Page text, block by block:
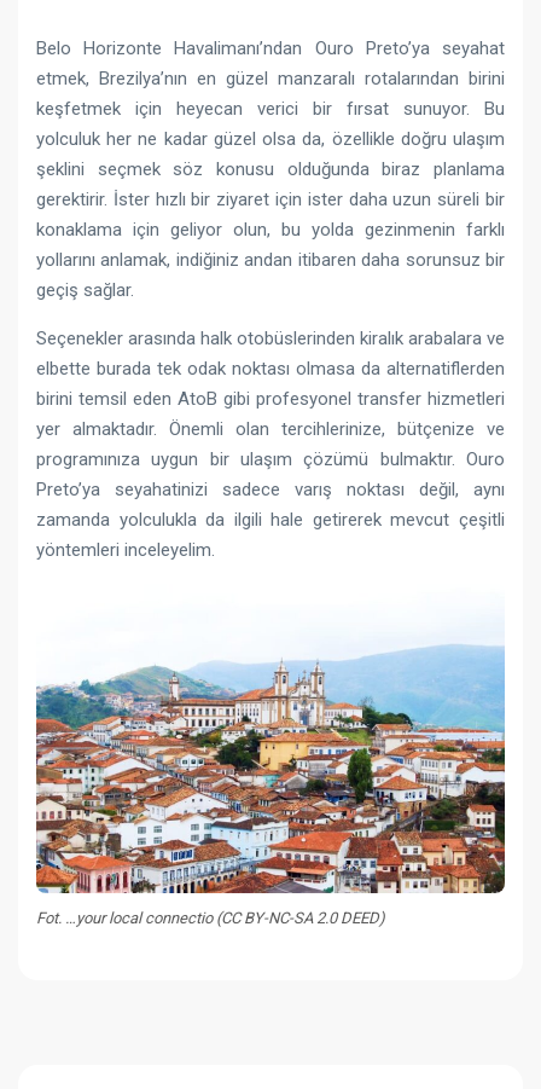
Belo Horizonte Havalimanı’ndan Ouro Preto’ya seyahat
etmek, Brezilya’nın en güzel manzaralı rotalarından birini
keşfetmek için heyecan verici bir fırsat sunuyor. Bu
yolculuk her ne kadar güzel olsa da, özellikle doğru ulaşım
şeklini seçmek söz konusu olduğunda biraz planlama
gerektirir. İster hızlı bir ziyaret için ister daha uzun süreli bir
konaklama için geliyor olun, bu yolda gezinmenin farklı
yollarını anlamak, indiğiniz andan itibaren daha sorunsuz bir
geçiş sağlar.
Seçenekler arasında halk otobüslerinden kiralık arabalara ve
elbette burada tek odak noktası olmasa da alternatiflerden
birini temsil eden AtoB gibi profesyonel transfer hizmetleri
yer almaktadır. Önemli olan tercihlerinize, bütçenize ve
programınıza uygun bir ulaşım çözümü bulmaktır. Ouro
Preto’ya seyahatinizi sadece varış noktası değil, aynı
zamanda yolculukla da ilgili hale getirerek mevcut çeşitli
yöntemleri inceleyelim.
Fot. …your local connectio (CC BY-NC-SA 2.0 DEED)